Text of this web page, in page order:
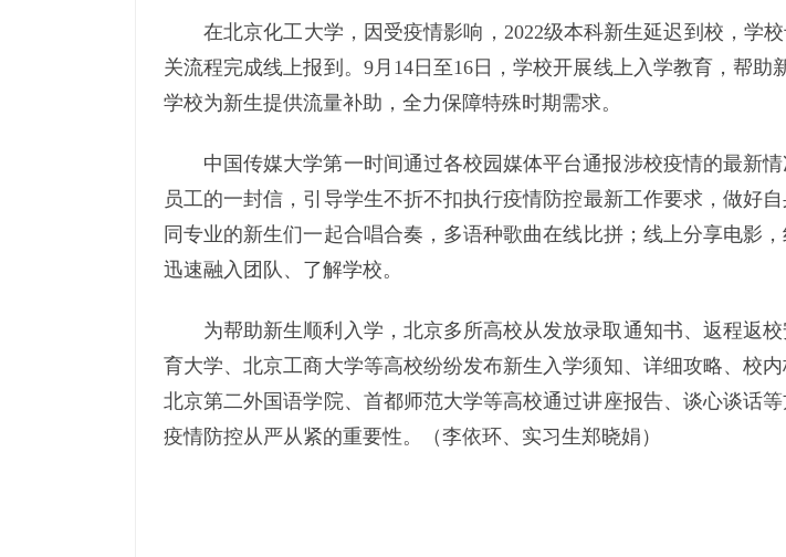
在北京化工大学，因受疫情影响，2022级本科新生延迟到校，
关流程完成线上报到。9月14日至16日，学校开展线上入学教育，帮
学校为新生提供流量补助，全力保障特殊时期需求。
中国传媒大学第一时间通过各校园媒体平台通报涉校疫情的最新
员工的一封信，引导学生不折不扣执行疫情防控最新工作要求，做好
同专业的新生们一起合唱合奏，多语种歌曲在线比拼；线上分享电
迅速融入团队、了解学校。
为帮助新生顺利入学，北京多所高校从发放录取通知书、返程返
育大学、北京工商大学等高校纷纷发布新生入学须知、详细攻略、校
北京第二外国语学院、首都师范大学等高校通过讲座报告、谈心谈话
疫情防控从严从紧的重要性。（李依环、实习生郑晓娟）